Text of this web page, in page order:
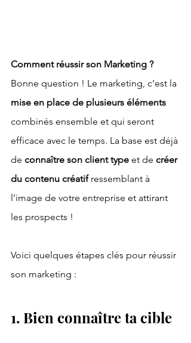
Comment réussir son Marketing ?
Bonne question ! Le marketing, c’est la
mise en place de plusieurs éléments
combinés ensemble et qui seront
efficace avec le temps. La base est déjà
de connaître son client type et de créer
du contenu créatif ressemblant à
l’image de votre entreprise et attirant
les prospects !
Voici quelques étapes clés pour réussir
son marketing :
1. Bien connaître ta cible